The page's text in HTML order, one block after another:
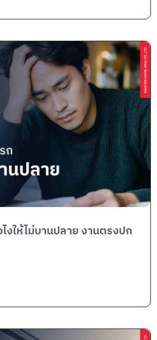
งให้ไม่บานปลาย งานตรงปก